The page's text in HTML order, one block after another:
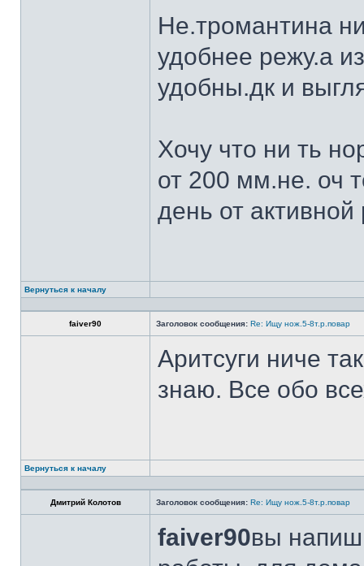
Не.тромантина
удобнее режу.а
удобны.дк и
Хочу что ни ть
от 200 мм.не. оч
день от
Вернуться к началу
faiver90 Заголовок сообщения: Re: Ищу нож.5-8т.р.повар
Аритсуги ниче
знаю. Все обо
Вернуться к началу
Дмитрий Колотов Заголовок сообщения: Re: Ищу нож.5-8т.р.повар
faiver90вы